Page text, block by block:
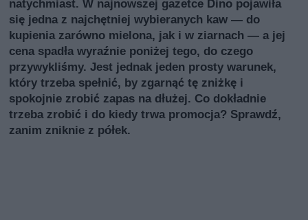
natychmiast. W najnowszej gazetce Dino pojawiła
się jedna z najchętniej wybieranych kaw — do
kupienia zarówno mielona, jak i w ziarnach — a jej
cena spadła wyraźnie poniżej tego, do czego
przywykliśmy. Jest jednak jeden prosty warunek,
który trzeba spełnić, by zgarnąć tę zniżkę i
spokojnie zrobić zapas na dłużej. Co dokładnie
trzeba zrobić i do kiedy trwa promocja? Sprawdź,
zanim zniknie z półek.